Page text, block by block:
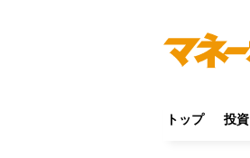
トップ 投資